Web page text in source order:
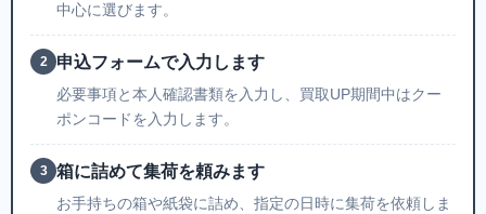
中心に選びます。
2 申込フォームで入力します
必要事項と本人確認書類を入力し、買取UP期間中はクー
ポンコードを入力します。
3 箱に詰めて集荷を頼みます
お手持ちの箱や紙袋に詰め、指定の日時に集荷を依頼しま